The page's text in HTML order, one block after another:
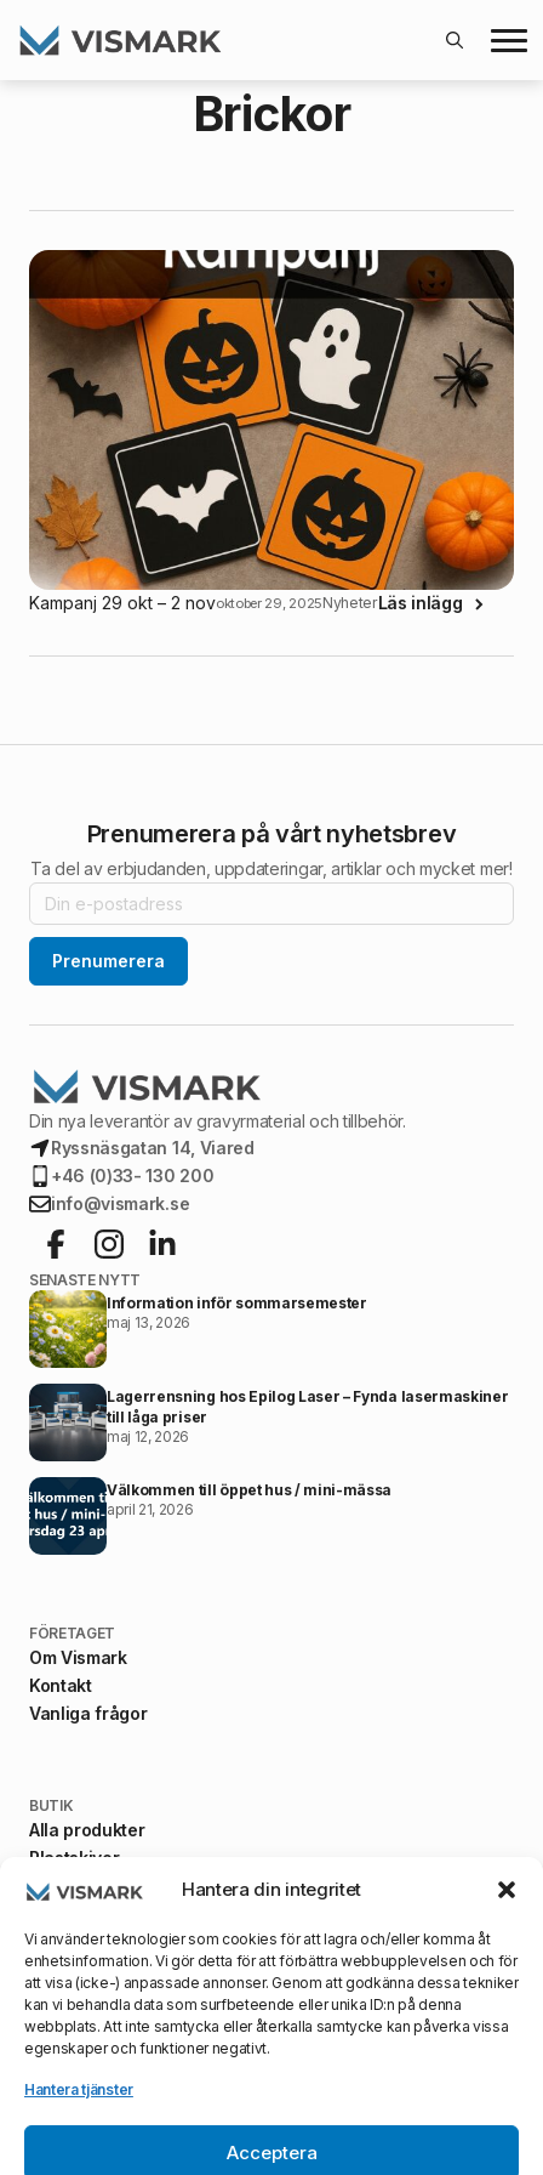
Hantera din integritet
Vi använder teknologier som cookies för att lagra och/eller komma åt
enhetsinformation. Vi gör detta för att förbättra webbupplevelsen och för
att visa (icke-) anpassade annonser. Genom att godkänna dessa tekniker
kan vi behandla data som surfbeteende eller unika ID:n på denna
webbplats. Att inte samtycka eller återkalla samtycke kan påverka vissa
egenskaper och funktioner negativt.
Hantera tjänster
Acceptera
Search
Brickor
Kampanj 29 okt – 2 novoktober 29, 2025NyheterLäs inlägg
Prenumerera på vårt nyhetsbrev
Ta del av erbjudanden, uppdateringar, artiklar och mycket mer!
Prenumerera
Din nya leverantör av gravyrmaterial och tillbehör.
Ryssnäsgatan 14, Viared
+46 (0)33- 130 200
info@vismark.se
SENASTE NYTT
Information inför sommarsemester
maj 13, 2026
Lagerrensning hos Epilog Laser – Fynda lasermaskiner
till låga priser
maj 12, 2026
Välkommen till öppet hus / mini-mässa
april 21, 2026
FÖRETAGET
Om Vismark
Kontakt
Vanliga frågor
BUTIK
Alla produkter
Plastskivor
Fästanordningar
VILLKOR
Allmänna villkor
Integritetspolicy
Leveransvillkor